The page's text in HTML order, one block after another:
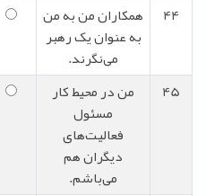
44
همکاران من به من
به عنوان یک رهبر
می‌نگرند.
45
من در محیط کار
مسئول
فعالیت‌های
دیگران هم
می‌باشم.